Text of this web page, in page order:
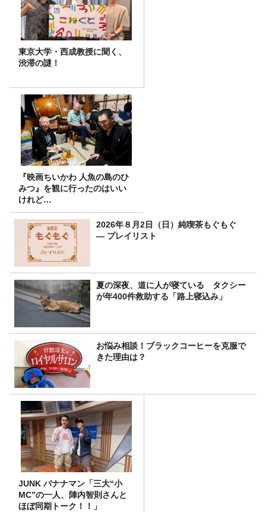
東京大学・西成教授に聞く、
渋滞の謎！
『映画ちいかわ 人魚の島のひ
みつ』を観に行ったのはいい
けれど…
2026年８月2日（日）純喫茶もぐもぐ
― プレイリスト
夏の深夜、道に人が寝ている タクシー
が年400件救助する「路上寝込み」
お悩み相談！ブラックコーヒーを克服で
きた理由は？
JUNK バナナマン「三大“小
MC”の一人、陣内智則さんと
ほぼ同期トーク！！」